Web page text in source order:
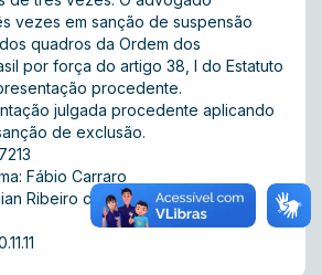
vezes em sanção de suspensão
quadros da Ordem dos
por força do artigo 38, I do Estatuto
procedente.
julgada procedente aplicando
de exclusão.
Fábio Carraro
Ribeiro da Silva